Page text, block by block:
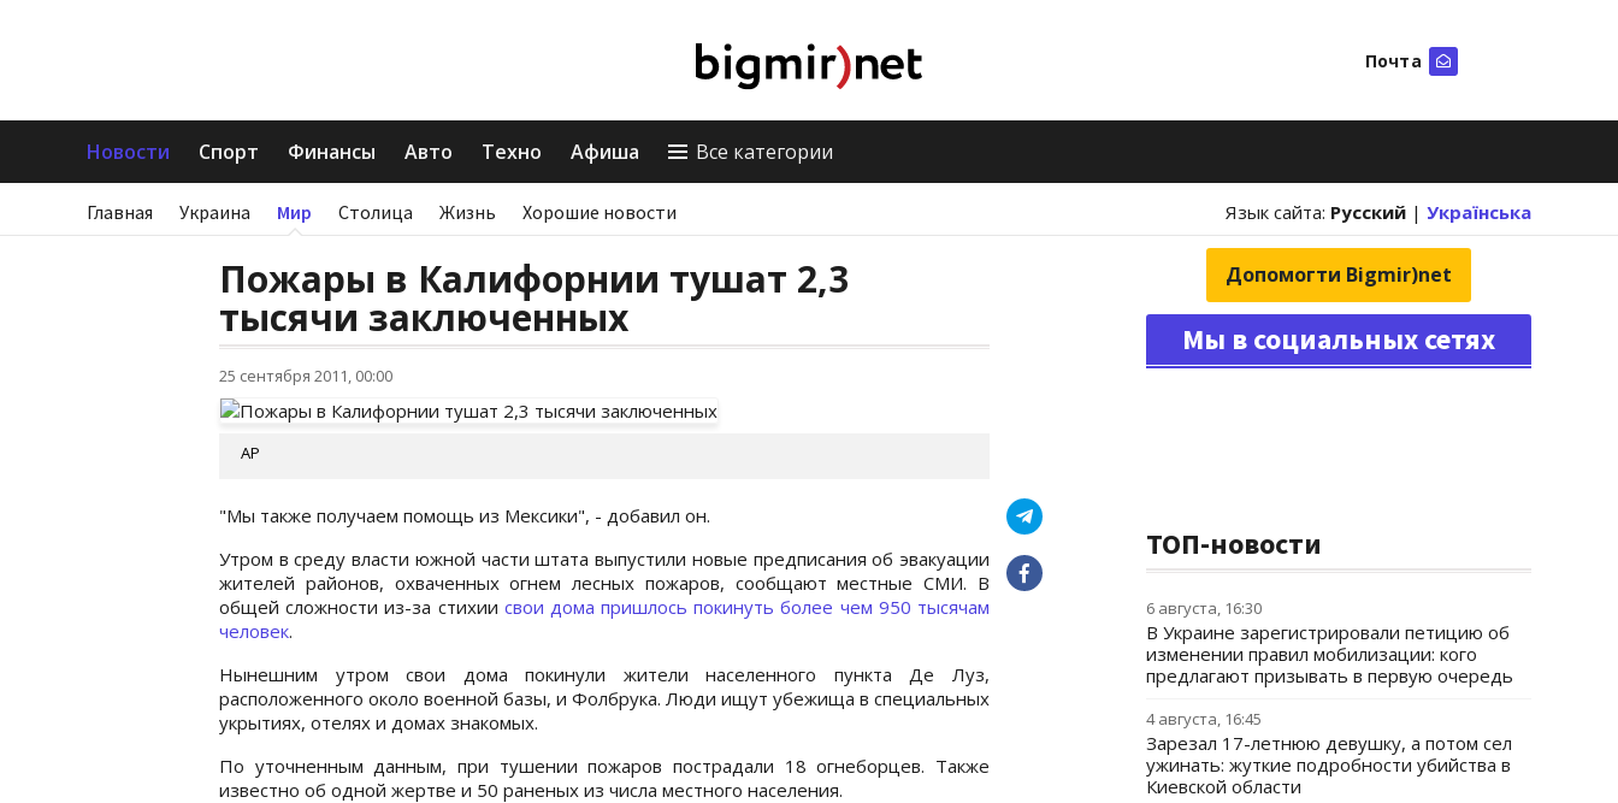
Почта
Новости Спорт Финансы Авто Техно Афиша Все категории
Главная Украина Мир Столица Жизнь Хорошие новости Язык сайта: Русский | Українська
Пожары в Калифорнии тушат 2,3
тысячи заключенных
25 сентября 2011, 00:00
АР
"Мы также получаем помощь из Мексики", - добавил он.
Утром в среду власти южной части штата выпустили новые предписания об эвакуации
жителей районов, охваченных огнем лесных пожаров, сообщают местные СМИ. В
общей сложности из-за стихии свои дома пришлось покинуть более чем 950 тысячам
человек.
Нынешним утром свои дома покинули жители населенного пункта Де Луз,
расположенного около военной базы, и Фолбрука. Люди ищут убежища в специальных
укрытиях, отелях и домах знакомых.
По уточненным данным, при тушении пожаров пострадали 18 огнеборцев. Также
известно об одной жертве и 50 раненых из числа местного населения.
Допомогти Bigmir)net
Мы в социальных сетях
ТОП-новости
6 августа, 16:30
В Украине зарегистрировали петицию об
изменении правил мобилизации: кого
предлагают призывать в первую очередь
4 августа, 16:45
Зарезал 17-летнюю девушку, а потом сел
ужинать: жуткие подробности убийства в
Киевской области